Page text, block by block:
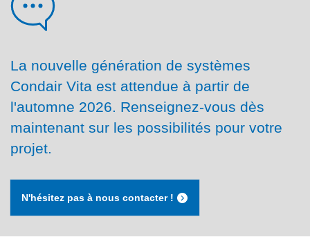
La nouvelle génération de systèmes
Condair Vita est attendue à partir de
l'automne 2026. Renseignez-vous dès
maintenant sur les possibilités pour votre
projet.
N'hésitez pas à nous contacter !